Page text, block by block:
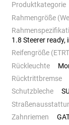
Produktkategorie
Rahmengröße
1.8 Steerer
Reifengröße
Rückleuchte
Rücktrittbremse
Schutzbleche
Zahnriemen